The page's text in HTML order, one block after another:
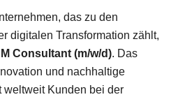
das zu den
digitalen Transformation zählt,
Consultant (m/w/d). Das
und nachhaltige
weltweit Kunden bei der